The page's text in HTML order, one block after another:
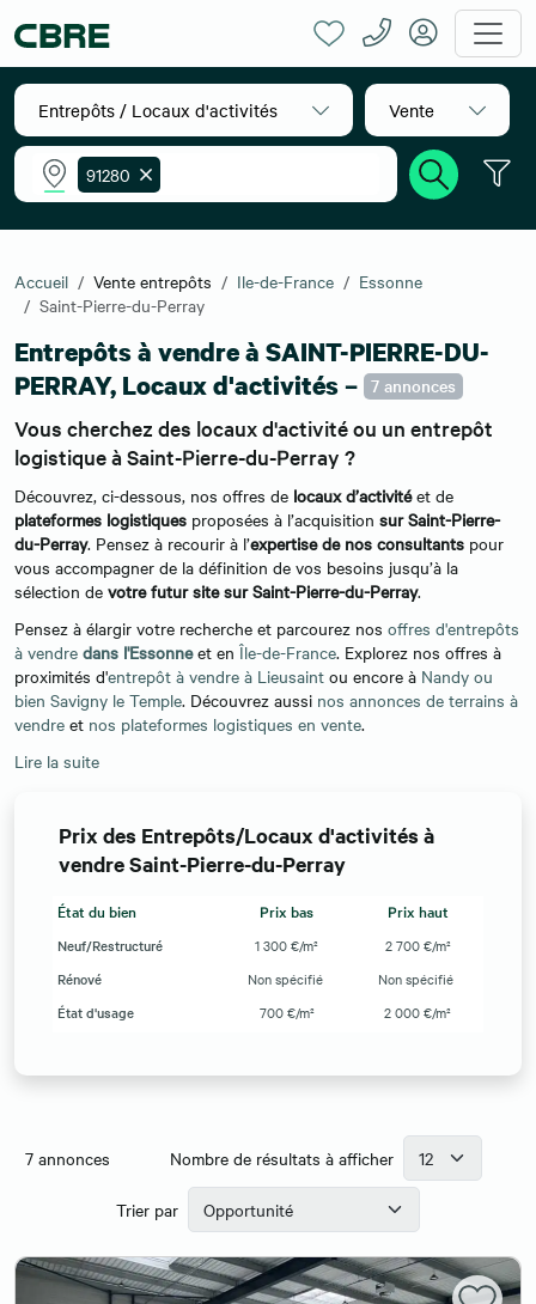
Entrepôts / Locaux d'activités Vente
91280
Accueil Vente entrepôts Ile-de-France
Essonne
Saint-Pierre-du-Perray
Entrepôts à vendre à SAINT-PIERRE-DU-
PERRAY, Locaux d'activités – 7 annonces
Vous cherchez des locaux d'activité ou un entrepôt
logistique à Saint-Pierre-du-Perray ?
Découvrez, ci-dessous, nos offres de locaux d’activitéet de
plateformes logistiques proposées à l’acquisition sur Saint-Pierre-
du-Perray. Pensez à recourir à l’expertise de nos consultants pour
vous accompagner de la définition de vos besoins jusqu’à la
sélection de votre futur site sur Saint-Pierre-du-Perray.
Pensez à élargir votre recherche et parcourez nos offres d'entrepôts
à vendre dans l'Essonneet en Île-de-France. Explorez nos offres à
proximités d'entrepôt à vendre à Lieusaint ou encore à Nandy ou
bien Savigny le Temple. Découvrez aussi nos annonces de terrains à
vendre et nos plateformes logistiques en vente.
Lire la suite
Prix des Entrepôts/Locaux d'activités à
vendre Saint-Pierre-du-Perray
État du bien Prix bas Prix haut
Neuf/Restructuré 1 300 €/m²
2 700 €/m²
Rénové
Non spécifié
Non spécifié
État d'usage
700 €/m² 2 000 €/m²
7annonces Nombre de résultats à afficher
Trier par